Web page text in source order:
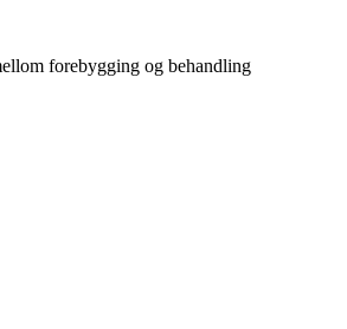
forebygging og behandling